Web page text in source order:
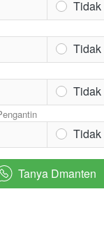
Tidak
Tidak
Tidak
Tidak
Tanya Dmanten